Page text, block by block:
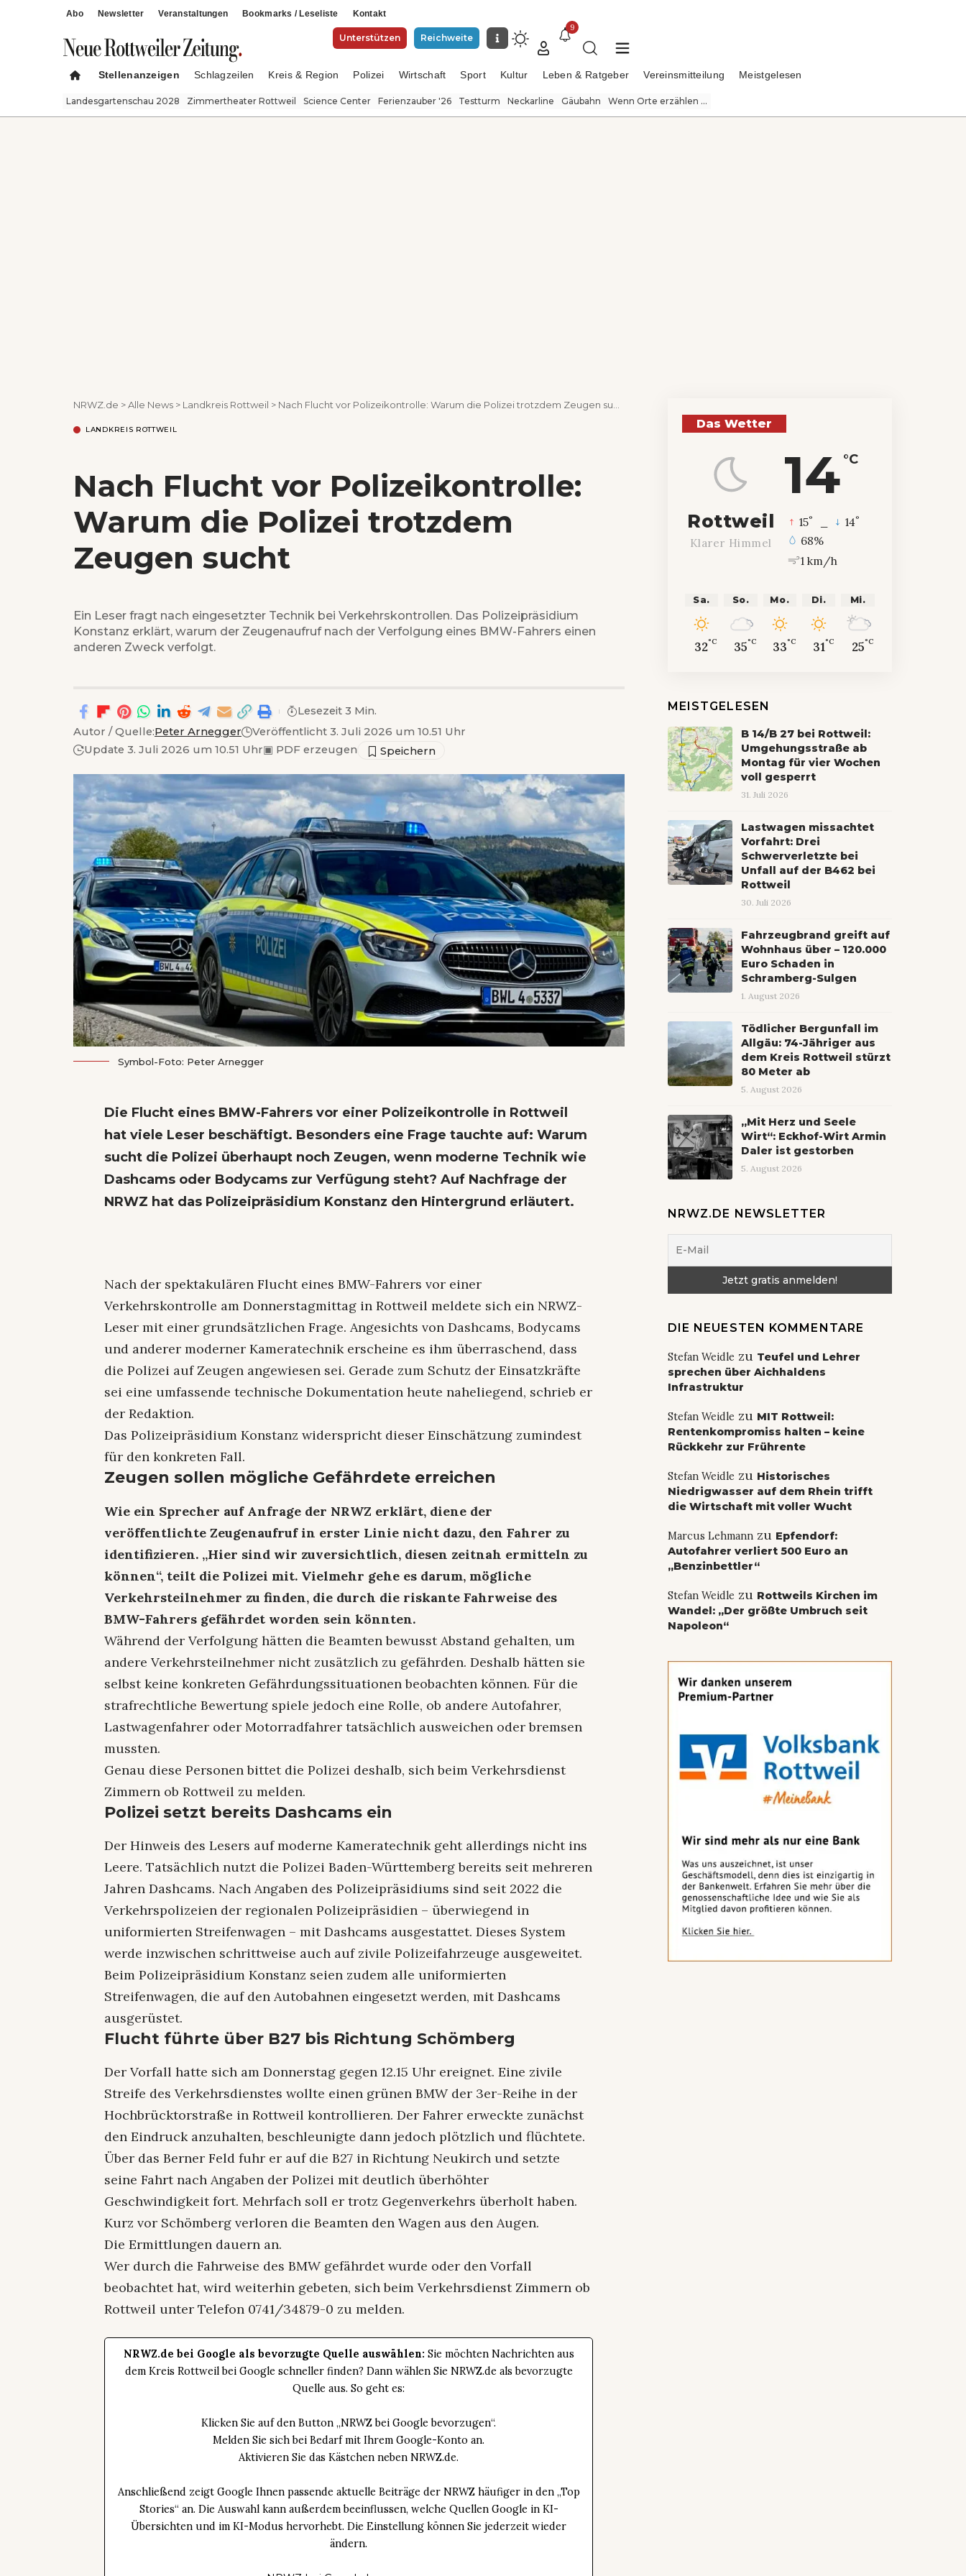
Abo Newsletter Veranstaltungen Bookmarks / Leseliste Kontakt
Unterstützen Reichweite
9
Stellenanzeigen Schlagzeilen Kreis & Region Polizei Wirtschaft Sport Kultur Leben & Ratgeber Vereinsmitteilung Meistgelesen
Landesgartenschau 2028 Zimmertheater Rottweil Science Center Ferienzauber '26 Testturm Neckarline Gäubahn Wenn Orte erzählen ...
NRWZ.de >Alle News > Landkreis Rottweil > Nach Flucht vor Polizeikontrolle: Warum die Polizei trotzdem Zeugen sucht
LANDKREIS ROTTWEIL
Nach Flucht vor Polizeikontrolle:
Warum die Polizei trotzdem
Zeugen sucht
Ein Leser fragt nach eingesetzter Technik bei Verkehrskontrollen. Das Polizeipräsidium
Konstanz erklärt, warum der Zeugenaufruf nach der Verfolgung eines BMW-Fahrers einen
anderen Zweck verfolgt.
Autor / Quelle:Peter Arnegger
Veröffentlicht 3. Juli 2026 um 10.51 Uhr
Update 3. Juli 2026 um 10.51 Uhr▣ PDF erzeugen
Lesezeit 3 Min.
Symbol-Foto: Peter Arnegger
Die Flucht eines BMW-Fahrers vor einer Polizeikontrolle in Rottweil
hat viele Leser beschäftigt. Besonders eine Frage tauchte auf: Warum
sucht die Polizei überhaupt noch Zeugen, wenn moderne Technik wie
Dashcams oder Bodycams zur Verfügung steht? Auf Nachfrage der
NRWZ hat das Polizeipräsidium Konstanz den Hintergrund erläutert.
Nach der spektakulären Flucht eines BMW-Fahrers vor einer
Verkehrskontrolle am Donnerstagmittag in Rottweil meldete sich ein NRWZ-
Leser mit einer grundsätzlichen Frage. Angesichts von Dashcams, Bodycams
und anderer moderner Kameratechnik erscheine es ihm überraschend, dass
die Polizei auf Zeugen angewiesen sei. Gerade zum Schutz der Einsatzkräfte
sei eine umfassende technische Dokumentation heute naheliegend, schrieb er
der Redaktion.
Das Polizeipräsidium Konstanz widerspricht dieser Einschätzung zumindest
für den konkreten Fall.
Zeugen sollen mögliche Gefährdete erreichen
Wie ein Sprecher auf Anfrage der NRWZ erklärt, diene der
veröffentlichte Zeugenaufruf in erster Linie nicht dazu, den Fahrer zu
identifizieren. „Hier sind wir zuversichtlich, diesen zeitnah ermitteln zu
können“, teilt die Polizei mit. Vielmehr gehe es darum, mögliche
Verkehrsteilnehmer zu finden, die durch die riskante Fahrweise des
BMW-Fahrers gefährdet worden sein könnten.
Während der Verfolgung hätten die Beamten bewusst Abstand gehalten, um
andere Verkehrsteilnehmer nicht zusätzlich zu gefährden. Deshalb hätten sie
selbst keine konkreten Gefährdungssituationen beobachten können. Für die
strafrechtliche Bewertung spiele jedoch eine Rolle, ob andere Autofahrer,
Lastwagenfahrer oder Motorradfahrer tatsächlich ausweichen oder bremsen
mussten.
Genau diese Personen bittet die Polizei deshalb, sich beim Verkehrsdienst
Zimmern ob Rottweil zu melden.
Polizei setzt bereits Dashcams ein
Der Hinweis des Lesers auf moderne Kameratechnik geht allerdings nicht ins
Leere. Tatsächlich nutzt die Polizei Baden-Württemberg bereits seit mehreren
Jahren Dashcams. Nach Angaben des Polizeipräsidiums sind seit 2022 die
Verkehrspolizeien der regionalen Polizeipräsidien – überwiegend in
uniformierten Streifenwagen – mit Dashcams ausgestattet. Dieses System
werde inzwischen schrittweise auch auf zivile Polizeifahrzeuge ausgeweitet.
Beim Polizeipräsidium Konstanz seien zudem alle uniformierten
Streifenwagen, die auf den Autobahnen eingesetzt werden, mit Dashcams
ausgerüstet.
Flucht führte über B27 bis Richtung Schömberg
Der Vorfall hatte sich am Donnerstag gegen 12.15 Uhr ereignet. Eine zivile
Streife des Verkehrsdienstes wollte einen grünen BMW der 3er-Reihe in der
Hochbrücktorstraße in Rottweil kontrollieren. Der Fahrer erweckte zunächst
den Eindruck anzuhalten, beschleunigte dann jedoch plötzlich und flüchtete.
Über das Berner Feld fuhr er auf die B27 in Richtung Neukirch und setzte
seine Fahrt nach Angaben der Polizei mit deutlich überhöhter
Geschwindigkeit fort. Mehrfach soll er trotz Gegenverkehrs überholt haben.
Kurz vor Schömberg verloren die Beamten den Wagen aus den Augen.
Die Ermittlungen dauern an.
Wer durch die Fahrweise des BMW gefährdet wurde oder den Vorfall
beobachtet hat, wird weiterhin gebeten, sich beim Verkehrsdienst Zimmern ob
Rottweil unter Telefon 0741/34879-0 zu melden.
NRWZ.de bei Google als bevorzugte Quelle auswählen: Sie möchten Nachrichten aus
dem Kreis Rottweil bei Google schneller finden? Dann wählen Sie NRWZ.de als bevorzugte
Quelle aus. So geht es:
Klicken Sie auf den Button „NRWZ bei Google bevorzugen“.
Melden Sie sich bei Bedarf mit Ihrem Google-Konto an.
Aktivieren Sie das Kästchen neben NRWZ.de.
Anschließend zeigt Google Ihnen passende aktuelle Beiträge der NRWZ häufiger in den „Top
Stories“ an. Die Auswahl kann außerdem beeinflussen, welche Quellen Google in KI-
Übersichten und im KI-Modus hervorhebt. Die Einstellung können Sie jederzeit wieder
ändern.
Das Wetter
14 °C
Rottweil
Klarer Himmel
15° 14°
68%
1 km/h
Sa.
32°C
So.
35°C
Mo.
33°C
Di.
31°C
Mi.
25°C
MEISTGELESEN
B 14/B 27 bei Rottweil:
Umgehungsstraße ab
Montag für vier Wochen
voll gesperrt
31. Juli 2026
Lastwagen missachtet
Vorfahrt: Drei
Schwerverletzte bei
Unfall auf der B462 bei
Rottweil
30. Juli 2026
Fahrzeugbrand greift auf
Wohnhaus über – 120.000
Euro Schaden in
Schramberg-Sulgen
1. August 2026
Tödlicher Bergunfall im
Allgäu: 74-Jähriger aus
dem Kreis Rottweil stürzt
80 Meter ab
5. August 2026
„Mit Herz und Seele
Wirt“: Eckhof-Wirt Armin
Daler ist gestorben
5. August 2026
NRWZ.DE NEWSLETTER
DIE NEUESTEN KOMMENTARE
Stefan Weidle zu Teufel und Lehrer
sprechen über Aichhaldens
Infrastruktur
Stefan Weidle zu MIT Rottweil:
Rentenkompromiss halten – keine
Rückkehr zur Frührente
Stefan Weidle zu Historisches
Niedrigwasser auf dem Rhein trifft
die Wirtschaft mit voller Wucht
Marcus Lehmannzu Epfendorf:
Autofahrer verliert 500 Euro an
„Benzinbettler“
Stefan Weidle zu Rottweils Kirchen im
Wandel: „Der größte Umbruch seit
Napoleon“